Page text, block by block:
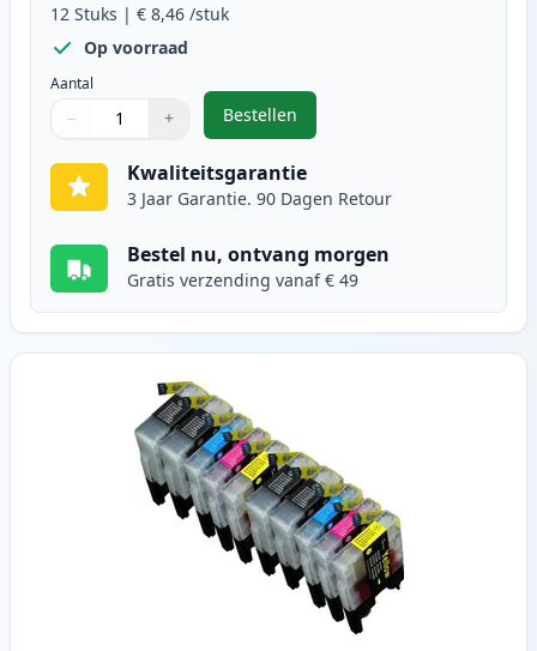
12 Stuks | € 8,46 /stuk
Op voorraad
Aantal
Gebruik de knoppen om aan te passen
− +
1
Bestellen
,12 stuks Brother LC1240
Kwaliteitsgarantie
3 Jaar Garantie. 90 Dagen Retour
Bestel nu, ontvang morgen
Gratis verzending vanaf € 49